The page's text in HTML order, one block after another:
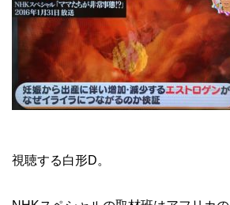
視聴する白形D。